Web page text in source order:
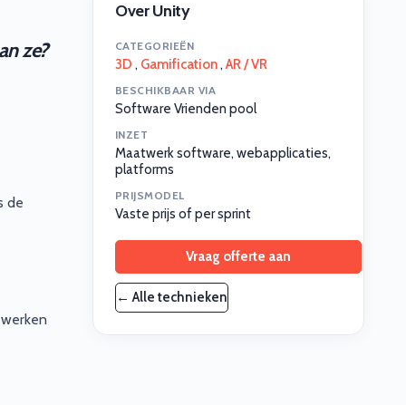
ze?
de
Over Unity
CATEGORIEËN
3D , Gamification,AR / VR
BESCHIKBAAR VIA
Software Vrienden pool
INZET
Maatwerk software, webapplicaties,
platforms
PRIJSMODEL
Vaste prijs of per sprint
Vraag offerte aan
← Alle technieken